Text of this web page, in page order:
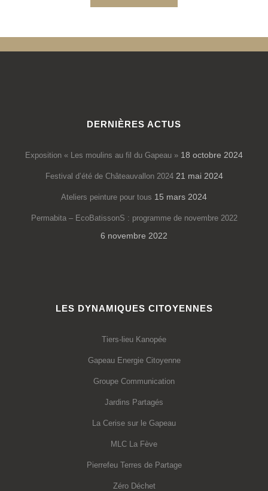
DERNIÈRES ACTUS
Exposition « Les moulins au fil du Gapeau » 18 octobre 2024
Festival d’été de Châteauvallon 2024 21 mai 2024
Ateliers peinture pour tous 15 mars 2024
Permabita – EcoBatissonS : programme de novembre 2022
6 novembre 2022
LES DYNAMIQUES CITOYENNES
Tiers-lieu Kanopée
Gapeau Energie Citoyenne
Groupe Communication
Jardins Partagés
La Cerise sur le Gapeau
MLC La Fève
Pierrefeu Terres de Partage
Zéro Déchet